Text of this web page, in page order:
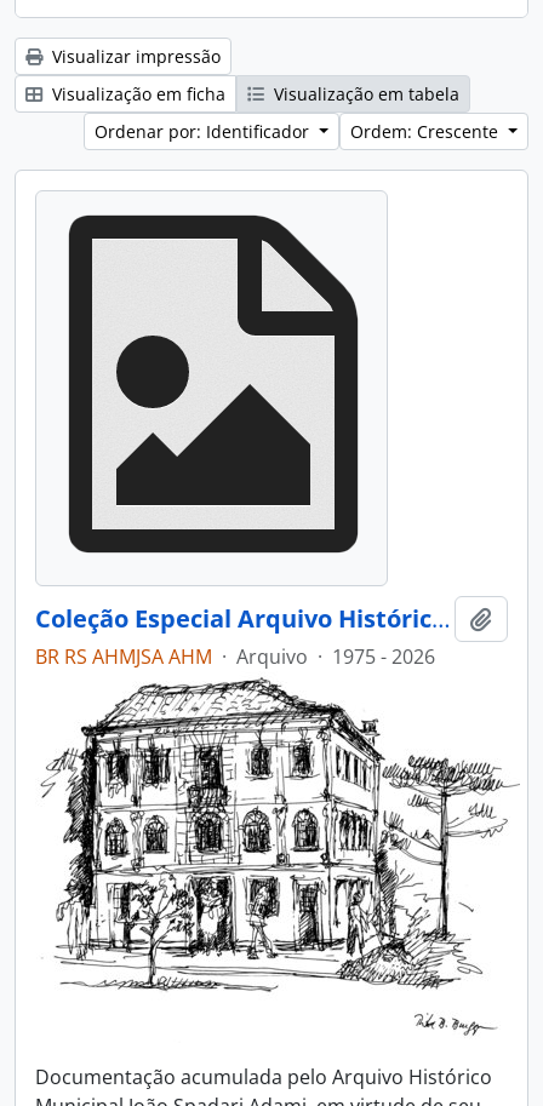
Visualizar impressão
Visualização em ficha
Visualização em tabela
Ordenar por: Identificador
Ordem: Crescente
Coleção Especial Arquivo Histórico Municipal João Spadari Adami
BR RS AHMJSA AHM · Arquivo · 1975 - 2026
Documentação acumulada pelo Arquivo Histórico